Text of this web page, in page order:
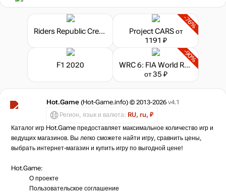
Riders Republic Credits
-76%
Project CARSот
1191 ₽
F1 2020
-90%
WRC 6: FIA World Rally Championship
от 35 ₽
Hot.Game (Hot-Game.info) © 2013-2026 v4.1
Регион, язык и валюта: RU, ru, ₽
Каталог игр Hot.Game предоставляет максимальное количество игр и
ведущих магазинов. Вы легко сможете найти игру, сравнить цены,
выбрать интернет-магазин и купить игру по выгодной цене!
Hot.Game:
О проекте
Пользовательское соглашение